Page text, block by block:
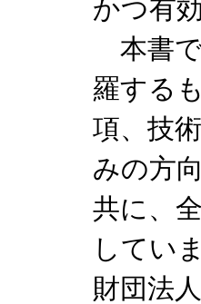
かつ有
本書で
羅する
項、技
みの方
共に、
してい
財団法